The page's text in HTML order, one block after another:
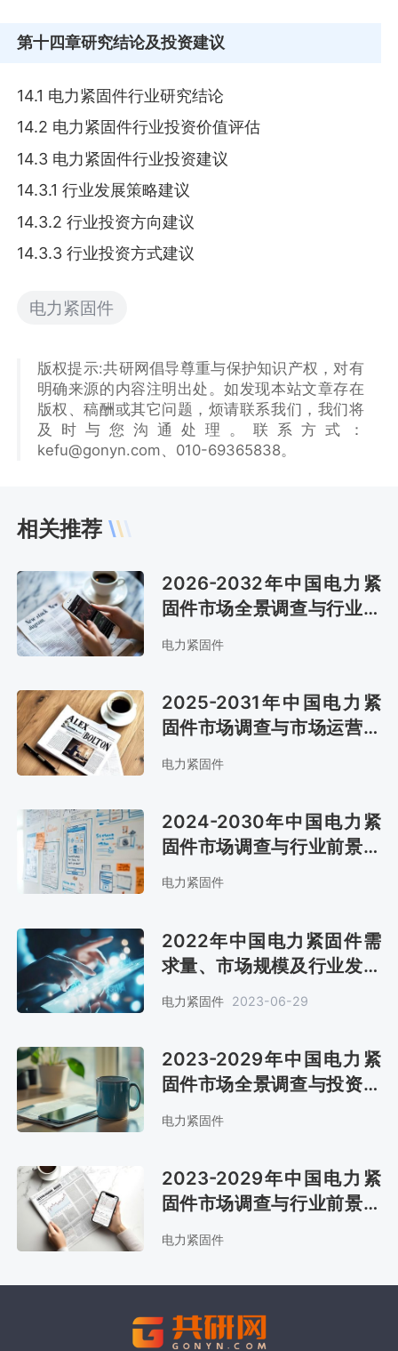
第十四章研究结论及投资建议
14.1 电力紧固件行业研究结论
14.2 电力紧固件行业投资价值评估
14.3 电力紧固件行业投资建议
14.3.1 行业发展策略建议
14.3.2 行业投资方向建议
14.3.3 行业投资方式建议
电力紧固件
版权提示:共研网倡导尊重与保护知识产权，对有
明确来源的内容注明出处。如发现本站文章存在
版权、稿酬或其它问题，烦请联系我们，我们将
及时与您沟通处理。联系方式：
kefu@gonyn.com、010-69365838。
相关推荐
2026-2032年中国电力紧
固件市场全景调查与行业竞
争对手分析报告
电力紧固件
2025-2031年中国电力紧
固件市场调查与市场运营趋
势报告
电力紧固件
2024-2030年中国电力紧
固件市场调查与行业前景预
测报告
电力紧固件
2022年中国电力紧固件需
求量、市场规模及行业发展
前景[图]
电力紧固件 2023-06-29
2023-2029年中国电力紧
固件市场全景调查与投资方
向研究报告
电力紧固件
2023-2029年中国电力紧
固件市场调查与行业前景预
测报告
电力紧固件